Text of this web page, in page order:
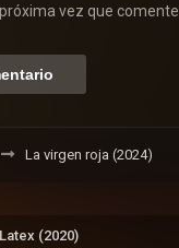
vez que comente.
La virgen roja (2024)
(2020)